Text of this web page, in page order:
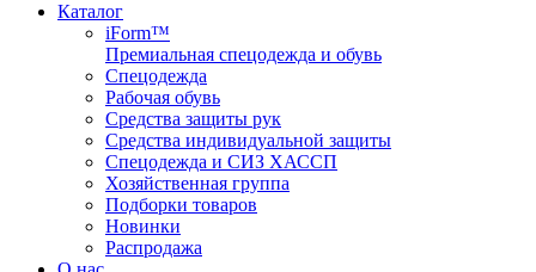
Каталог
iForm™
Премиальная спецодежда и обувь
Спецодежда
Рабочая обувь
Средства защиты рук
Средства индивидуальной защиты
Спецодежда и СИЗ ХАССП
Хозяйственная группа
Подборки товаров
Новинки
Распродажа